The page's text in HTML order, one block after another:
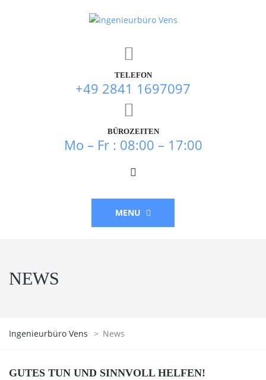
TELEFON
+49 2841 1697097
BÜROZEITEN
Mo – Fr : 08:00 – 17:00
MENU
NEWS
Ingenieurbüro Vens > News
GUTES TUN UND SINNVOLL HELFEN!